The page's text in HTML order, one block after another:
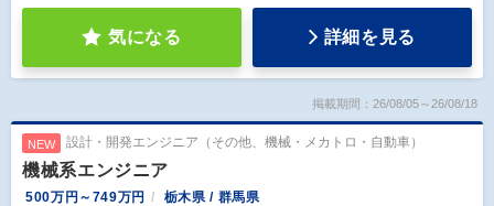
気になる 詳細を見る
掲載期間：26/08/05～26/08/18
NEW 設計・開発エンジニア（その他、機械・メカトロ・自動車）
機械系エンジニア
500万円～749万円 栃木県 / 群馬県